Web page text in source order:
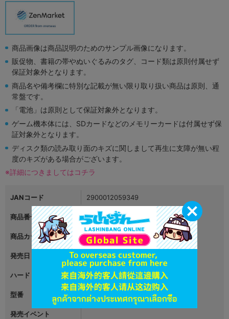
商品画像は商品説明のためのサンプル画像になります。
販促物、書籍の帯やぬいぐるみのタグ、コード類は原則付属せず
保証対象外となります。
商品名や備考欄に特別な記載が無い限り取り扱い商品は原則、通
常盤です。
「電池」は原則として保証対象外となります。
ゲーム機本体には、SDカードなどのメモリーカードは付属せず保
証対象外となります。
ディスク類の読み取り面のキズに関しまして再生に支障が無い程
度のキズがある場合がございます。
※詳細につきましてはコチラ
JANコード 2900012059349
商品番号 L02673823
商品カテゴリ ゲーム
発売日 2017年06月01日
ハード プレイステーションVita
型番
発売イベント